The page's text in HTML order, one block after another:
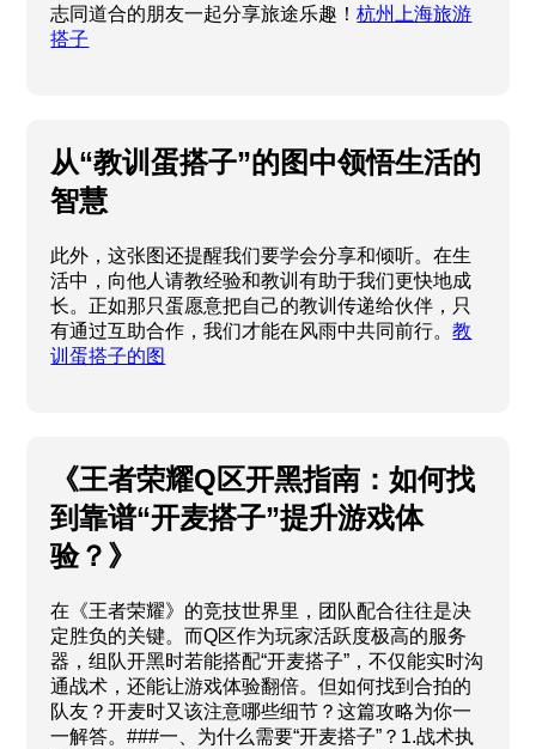
志同道合的朋友一起分享旅途乐趣！杭州上海旅游
搭子
从“教训蛋搭子”的图中领悟生活的
智慧
此外，这张图还提醒我们要学会分享和倾听。在生
活中，向他人请教经验和教训有助于我们更快地成
长。正如那只蛋愿意把自己的教训传递给伙伴，只
有通过互助合作，我们才能在风雨中共同前行。教
训蛋搭子的图
《王者荣耀Q区开黑指南：如何找
到靠谱“开麦搭子”提升游戏体
验？》
在《王者荣耀》的竞技世界里，团队配合往往是决
定胜负的关键。而Q区作为玩家活跃度极高的服务
器，组队开黑时若能搭配“开麦搭子”，不仅能实时沟
通战术，还能让游戏体验翻倍。但如何找到合拍的
队友？开麦时又该注意哪些细节？这篇攻略为你一
一解答。###一、为什么需要“开麦搭子”？1.战术执